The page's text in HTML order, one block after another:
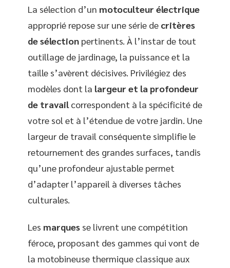
La sélection d’un motoculteur électrique
approprié repose sur une série de critères
de sélection pertinents. À l’instar de tout
outillage de jardinage, la puissance et la
taille s’avèrent décisives. Privilégiez des
modèles dont la largeur et la profondeur
de travail correspondent à la spécificité de
votre sol et à l’étendue de votre jardin. Une
largeur de travail conséquente simplifie le
retournement des grandes surfaces, tandis
qu’une profondeur ajustable permet
d’adapter l’appareil à diverses tâches
culturales.
Les marques se livrent une compétition
féroce, proposant des gammes qui vont de
la motobineuse thermique classique aux